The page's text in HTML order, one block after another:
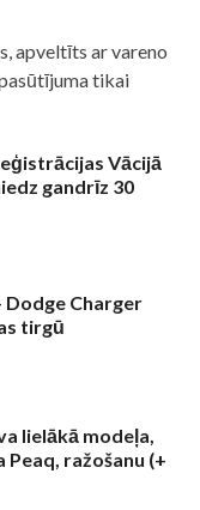
apveltīts ar vareno
tikai
Vācijā
gandrīz 30
Dodge Charger
tirgū
lielākā modeļa,
ražošanu (+